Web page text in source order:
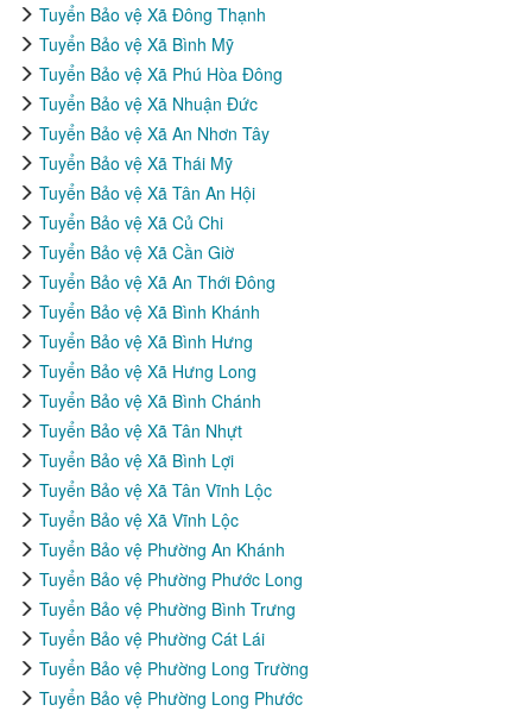
Tuyển Bảo vệ Xã Đông Thạnh
Tuyển Bảo vệ Xã Bình Mỹ
Tuyển Bảo vệ Xã Phú Hòa Đông
Tuyển Bảo vệ Xã Nhuận Đức
Tuyển Bảo vệ Xã An Nhơn Tây
Tuyển Bảo vệ Xã Thái Mỹ
Tuyển Bảo vệ Xã Tân An Hội
Tuyển Bảo vệ Xã Củ Chi
Tuyển Bảo vệ Xã Cần Giờ
Tuyển Bảo vệ Xã An Thới Đông
Tuyển Bảo vệ Xã Bình Khánh
Tuyển Bảo vệ Xã Bình Hưng
Tuyển Bảo vệ Xã Hưng Long
Tuyển Bảo vệ Xã Bình Chánh
Tuyển Bảo vệ Xã Tân Nhựt
Tuyển Bảo vệ Xã Bình Lợi
Tuyển Bảo vệ Xã Tân Vĩnh Lộc
Tuyển Bảo vệ Xã Vĩnh Lộc
Tuyển Bảo vệ Phường An Khánh
Tuyển Bảo vệ Phường Phước Long
Tuyển Bảo vệ Phường Bình Trưng
Tuyển Bảo vệ Phường Cát Lái
Tuyển Bảo vệ Phường Long Trường
Tuyển Bảo vệ Phường Long Phước